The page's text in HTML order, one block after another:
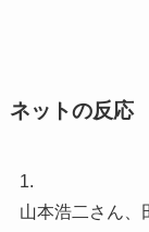
ネットの反応
1.
山本浩二さん、